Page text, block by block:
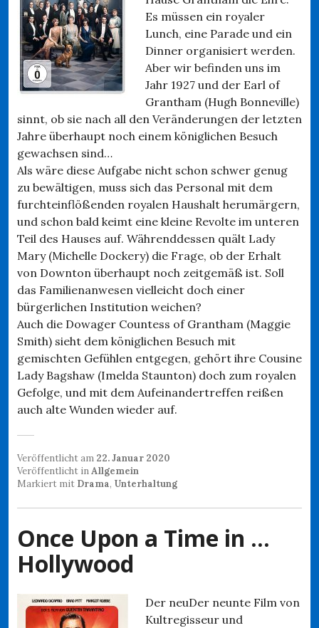
Es müssen ein royaler
Lunch, eine Parade und ein
Dinner organisiert werden.
Aber wir befinden uns im
Jahr 1927 und der Earl of
Grantham (Hugh Bonneville)
sinnt, ob sie nach all den Veränderungen der letzten
Jahre überhaupt noch einem königlichen Besuch
gewachsen sind…
Als wäre diese Aufgabe nicht schon schwer genug
zu bewältigen, muss sich das Personal mit dem
furchteinflößenden royalen Haushalt herumärgern,
und schon bald keimt eine kleine Revolte im unteren
Teil des Hauses auf. Währenddessen quält Lady
Mary (Michelle Dockery) die Frage, ob der Erhalt
von Downton überhaupt noch zeitgemäß ist. Soll
das Familienanwesen vielleicht doch einer
bürgerlichen Institution weichen?
Auch die Dowager Countess of Grantham (Maggie
Smith) sieht dem königlichen Besuch mit
gemischten Gefühlen entgegen, gehört ihre Cousine
Lady Bagshaw (Imelda Staunton) doch zum royalen
Gefolge, und mit dem Aufeinandertreffen reißen
auch alte Wunden wieder auf.
Veröffentlicht am 22. Januar 2020
Veröffentlicht inAllgemein
Markiert mit Drama, Unterhaltung
Once Upon a Time in …
Hollywood
Der neuDer neunte Film von
Kultregisseur und